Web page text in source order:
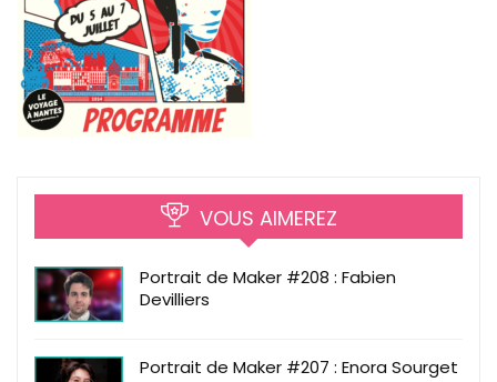
VOUS AIMEREZ
Portrait de Maker #208 : Fabien
Devilliers
Portrait de Maker #207 : Enora Sourget